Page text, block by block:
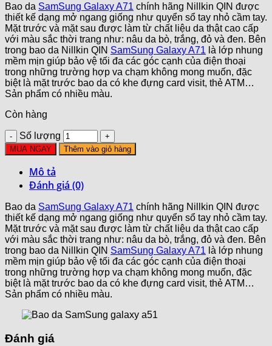
Bao da SamSung Galaxy A71 chính hãng Nillkin QIN được
thiết kế dạng mở ngang giống như quyển sổ tay nhỏ cầm tay.
Mặt trước và mặt sau được làm từ chất liệu da thật cao cấp
với màu sắc thời trang như: nâu da bò, trắng, đỏ và đen. Bên
trong bao da Nillkin QIN SamSung Galaxy A71 là lớp nhung
mềm mịn giúp bảo vệ tối đa các góc cạnh của điện thoại
trong những trường hợp va chạm không mong muốn, đặc
biệt là mặt trước bao da có khe đựng card visit, thẻ ATM…
Sản phẩm có nhiều màu.
Còn hàng
Số lượng
MUA NGAY Thêm vào giỏ hàng
Mô tả
Đánh giá (0)
Bao da SamSung Galaxy A71 chính hãng Nillkin QIN được
thiết kế dạng mở ngang giống như quyển sổ tay nhỏ cầm tay.
Mặt trước và mặt sau được làm từ chất liệu da thật cao cấp
với màu sắc thời trang như: nâu da bò, trắng, đỏ và đen. Bên
trong bao da Nillkin QIN SamSung Galaxy A71 là lớp nhung
mềm mịn giúp bảo vệ tối đa các góc cạnh của điện thoại
trong những trường hợp va chạm không mong muốn, đặc
biệt là mặt trước bao da có khe đựng card visit, thẻ ATM…
Sản phẩm có nhiều màu.
Đánh giá